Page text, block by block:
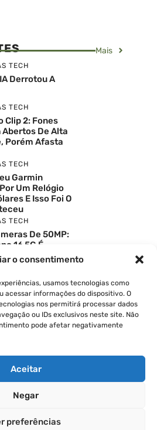
o consentimento
usamos tecnologias como
acessar informações do dispositivo. O
nos permitirá processar dados
ou IDs exclusivos neste site. Não
pode afetar negativamente
Aceitar
Negar
preferências
Mais
TECH
Derrotou A
TECH
Clip 2: Fones
De Alta
Porém Afasta
TECH
Garmin
Um Relógio
E Isso Foi O
TECH
De 50MP:
16 5G É
De
Entre O
Ultra E O
S26 Ultra
DIGITAL
Carrossel No
DE PRIVACIDADE